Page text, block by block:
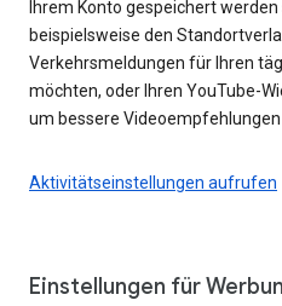
Ihrem Konto gespeichert
beispielsweise den
Verkehrsmeldungen für Ihren
möchten, oder Ihren YouTube-
um bessere Videoempfehlungen
Aktivitätseinstellungen aufrufen
Einstellungen für